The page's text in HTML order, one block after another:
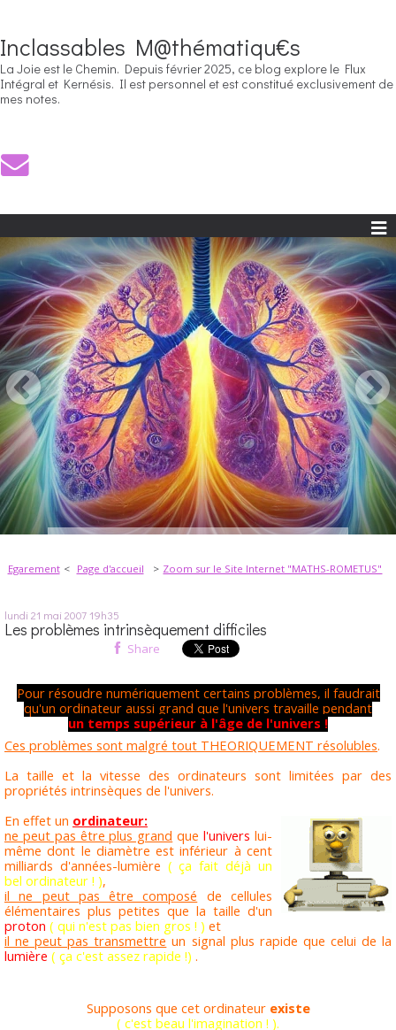
Inclassables M@thématiqu€s
La Joie est le Chemin. Depuis février 2025, ce blog explore le Flux
Intégral et Kernésis. Il est personnel et est constitué exclusivement de
mes notes.
Egarement Page d'accueil Zoom sur le Site Internet "MATHS-ROMETUS"
lundi 21 mai 200719h35
Les problèmes intrinsèquement difficiles
Share
Pour résoudre numériquement certains problèmes, il faudrait
qu'un ordinateur aussi grand que l'univers travaille pendant
un temps supérieur à l'âge de l'univers !
Ces problèmes sont malgré tout THEORIQUEMENT résolubles.
La taille et la vitesse des ordinateurs sont limitées par des
propriétés intrinsèques de l'univers.
En effet un ordinateur:
ne peut pas être plus grand que l'univers lui-
même dont le diamètre est inférieur à cent
milliards d'années-lumière ( ça fait déjà un
bel ordinateur ! ),
il ne peut pas être composé de cellules
élémentaires plus petites que la taille d'un
proton ( qui n'est pas bien gros ! ) et
il ne peut pas transmettre un signal plus rapide que celui de la
lumière ( ça c'est assez rapide !) .
Supposons que cet ordinateur existe
( c'est beau l'imagination ! ).